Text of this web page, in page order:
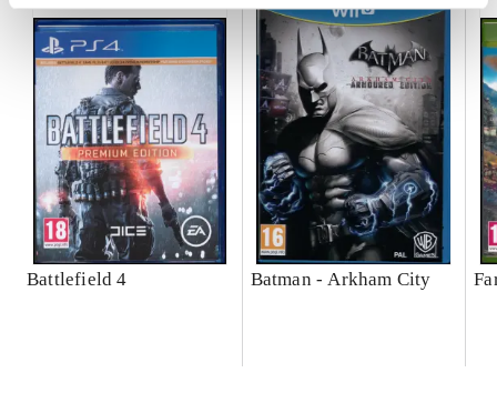
Battlefield 4 Batman - Arkham City